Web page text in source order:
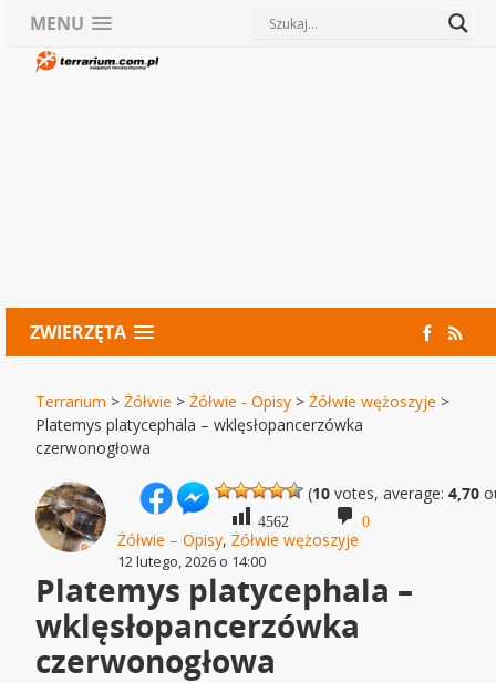
MENU
ZWIERZĘTA
Terrarium >Żółwie >Żółwie - Opisy >Żółwie wężoszyje >
Platemys platycephala – wklęsłopancerzówka
czerwonogłowa
(10 votes, average:4,70
4562 0
Żółwie – Opisy,Żółwie wężoszyje
12 lutego, 2026 o 14:00
Platemys platycephala –
wklęsłopancerzówka
czerwonogłowa